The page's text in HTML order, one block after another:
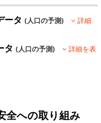
ータ(人口の予測)
詳細
タ(人口の予測)
詳細を表
全への取り組み